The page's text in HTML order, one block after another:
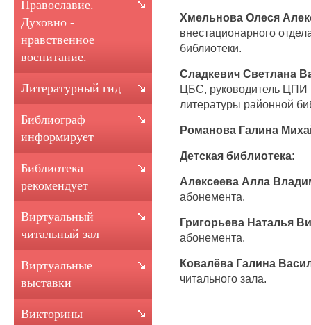
Хмельнова Олеся
внестационарного
библиотеки.
Сладкевич Светлана
ЦБС, руководитель ЦПИ
литературы районной
Романова Галина
Детская библиотека:
Алексеева Алла
абонемента.
Григорьева Наталья
абонемента.
Ковалёва Галина
читального зала.
Православие.
Духовно -
нравственное
воспитание.
Литературный гид
Библиограф
информирует
Библиотека
рекомендует
Виртуальный
читальный зал
Виртуальные
выставки
Викторины